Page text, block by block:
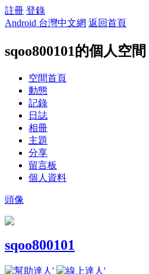
註冊 登錄
Android 台灣中文網 返回首頁
sqoo800101的個人空間
空間首頁
動態
記錄
日誌
相冊
主題
分享
留言板
個人資料
頭像
sqoo800101